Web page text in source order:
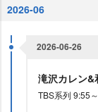
2026-06
2026-06-26
滝沢カレン&
TBS系列 9:55